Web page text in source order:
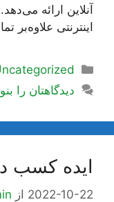
آنلاین ارائه
اینترنتی علاوه‌بر
دسته‌ها
دیدگاهتان را
ایده کسب
2022-10-22 از